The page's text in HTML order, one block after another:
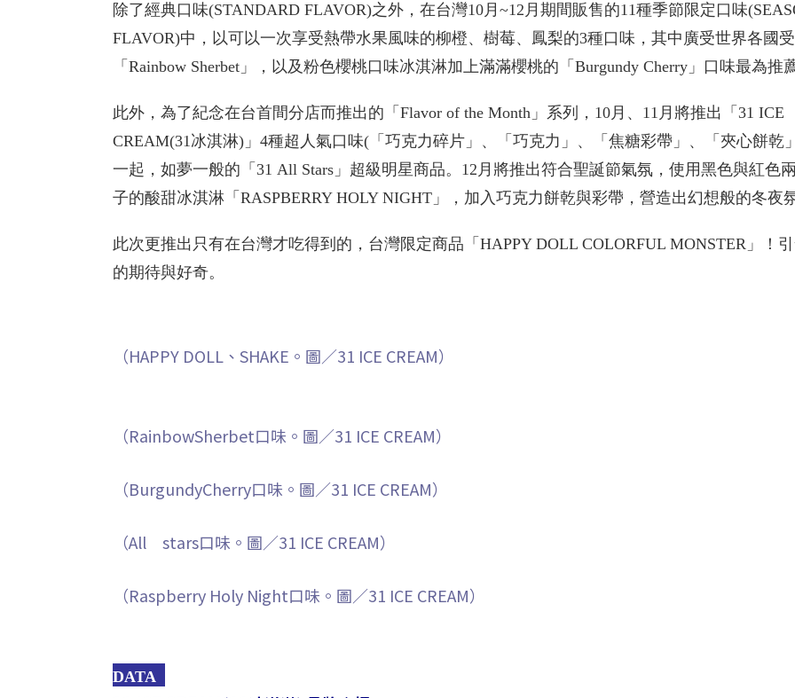
除了經典口味(STANDARD FLAVOR)之外，在台灣10月~12月期間販售的11種季節限定口味
FLAVOR)中，以可以一次享受熱帶水果風味的柳橙、樹莓、鳳梨的3種口味，其中廣受世界各國
「Rainbow Sherbet」，以及粉色櫻桃口味冰淇淋加上滿滿櫻桃的「Burgundy Cherry」口味最為推
此外，為了紀念在台首間分店而推出的「Flavor of the Month」系列，10月、11月將推出「31 ICE
CREAM(31冰淇淋)」4種超人氣口味(「巧克力碎片」、「巧克力」、「焦糖彩帶」、「夾心餅乾
一起，如夢一般的「31 All Stars」超級明星商品。12月將推出符合聖誕節氣氛，使用黑色與紅色
子的酸甜冰淇淋「RASPBERRY HOLY NIGHT」，加入巧克力餅乾與彩帶，營造出幻想般的冬夜
此次更推出只有在台灣才吃得到的，台灣限定商品「HAPPY DOLL COLORFUL MONSTER」！
的期待與好奇。
（HAPPY DOLL、SHAKE。圖／31 ICE CREAM）
（RainbowSherbet口味。圖／31 ICE CREAM）
（BurgundyCherry口味。圖／31 ICE CREAM）
（All stars口味。圖／31 ICE CREAM）
（Raspberry Holy Night口味。圖／31 ICE CREAM）
DATA